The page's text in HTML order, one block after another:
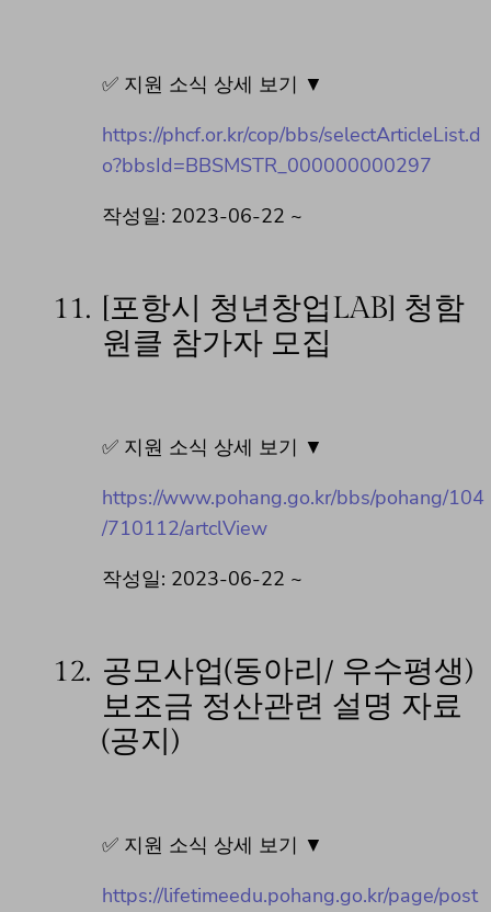
✅ 지원 소식 상세 보기 ▼
https://phcf.or.kr/cop/bbs/selectArticleList.d
o?bbsId=BBSMSTR_000000000297
작성일: 2023-06-22 ~
11.
[포항시 청년창업LAB] 청함
원클 참가자 모집
✅ 지원 소식 상세 보기 ▼
https://www.pohang.go.kr/bbs/pohang/104
/710112/artclView
작성일: 2023-06-22 ~
12. 공모사업(동아리/ 우수평생)
보조금 정산관련 설명 자료
(공지)
✅ 지원 소식 상세 보기 ▼
https://lifetimeedu.pohang.go.kr/page/post